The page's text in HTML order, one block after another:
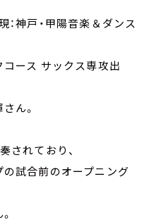
：神戸・甲陽音楽＆ダンス
ース サックス専攻出
ん。
されており、
試合前のオープニング